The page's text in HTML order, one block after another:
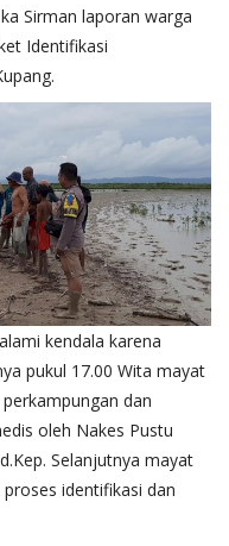
Sirman laporan warga
Identifikasi
kendala karena
pukul 17.00 Wita mayat
dan
oleh Nakes Pustu
Selanjutnya mayat
identifikasi dan